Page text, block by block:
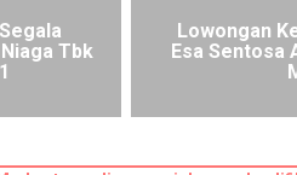
Tbk
Lowongan
Esa Sentosa